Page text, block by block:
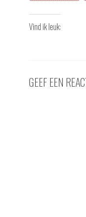
Vind ik leuk:
GEEF EEN